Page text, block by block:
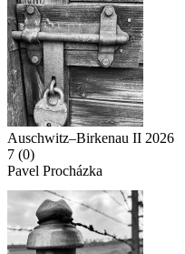
Auschwitz–Birkenau II 2026
7 (0)
Pavel Procházka